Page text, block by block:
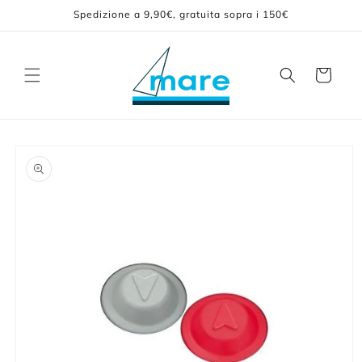
direttamenteSpedizione a 9,90€, gratuita sopra i 150€
Carrello
informazioni
sul prodotto